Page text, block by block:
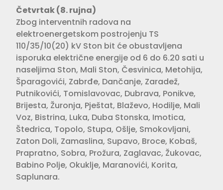
Četvrtak (8. rujna)
Zbog interventnih radova na
elektroenergetskom postrojenju TS
110/35/10(20) kV Ston bit će obustavljena
isporuka električne energije od 6 do 6.20 sati u
naseljima Ston, Mali Ston, Česvinica, Metohija,
Šparagovići, Zabrđe, Dančanje, Zaradež,
Putnikovići, Tomislavovac, Dubrava, Ponikve,
Brijesta, Žuronja, Pještat, Blaževo, Hodilje, Mali
Voz, Bistrina, Luka, Duba Stonska, Imotica,
Štedrica, Topolo, Stupa, Ošlje, Smokovljani,
Zaton Doli, Zamaslina, Supavo, Broce, Kobaš,
Prapratno, Sobra, Prožura, Zaglavac, Žukovac,
Babino Polje, Okuklje, Maranovići, Korita,
Saplunara.